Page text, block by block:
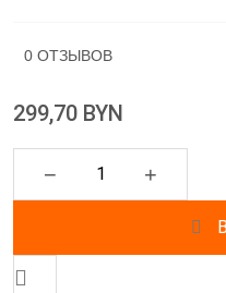
0 ОТЗЫВОВ
299,70 BYN
− +